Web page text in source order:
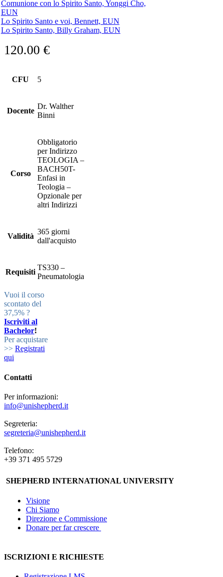
Comunione con lo Spirito Santo, Yonggi Cho,
EUN
Lo Spirito Santo e voi, Bennett, EUN
Lo Spirito Santo, Billy Graham, EUN
120.00 €
CFU 5
Docente
Dr. Walther
Binni
Corso
Obbligatorio
per Indirizzo
TEOLOGIA –
BACH50T-
Enfasi in
Teologia –
Opzionale per
altri Indirizzi
Validità
365 giorni
dall'acquisto
Requisiti
TS330 –
Pneumatologia
Vuoi il corso
scontato del
37,5% ?
Iscriviti al
Bachelor!
Per acquistare
>> Registrati
qui
Contatti
Per informazioni:
info@unishepherd.it
Segreteria:
segreteria@unishepherd.it
Telefono:
+39 371 495 5729
SHEPHERD INTERNATIONAL UNIVERSITY
Visione
Chi Siamo
Direzione e Commissione
Donare per far crescere
ISCRIZIONI E RICHIESTE